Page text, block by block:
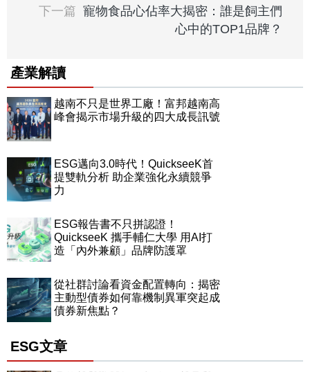
下一篇 寵物食品心佔率大揭密：誰是飼主們
心中的TOP1品牌？
產業解讀
越南不只是世界工廠！富邦越南高
峰會揭示市場升級的四大成長訊號
ESG邁向3.0時代！QuickseeK首
提雙軌分析 助企業強化永續競爭
力
ESG報告書不只拼認證！
QuickseeK 攜手輔仁大學 用AI打
造「內外兼顧」品牌防護罩
從社群討論看資金配置轉向：揭密
主動型債券如何靠機制異軍突起成
債券新焦點？
ESG文章